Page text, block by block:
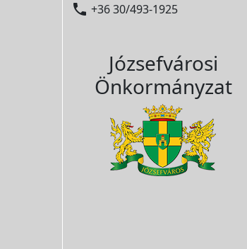
 +36 30/493-1925
Józsefvárosi
Önkormányzat